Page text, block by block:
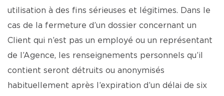
utilisation à des fins sérieuses et légitimes. Dans le
cas de la fermeture d’un dossier concernant un
Client qui n’est pas un employé ou un représentant
de l’Agence, les renseignements personnels qu’il
contient seront détruits ou anonymisés
habituellement après l’expiration d’un délai de six